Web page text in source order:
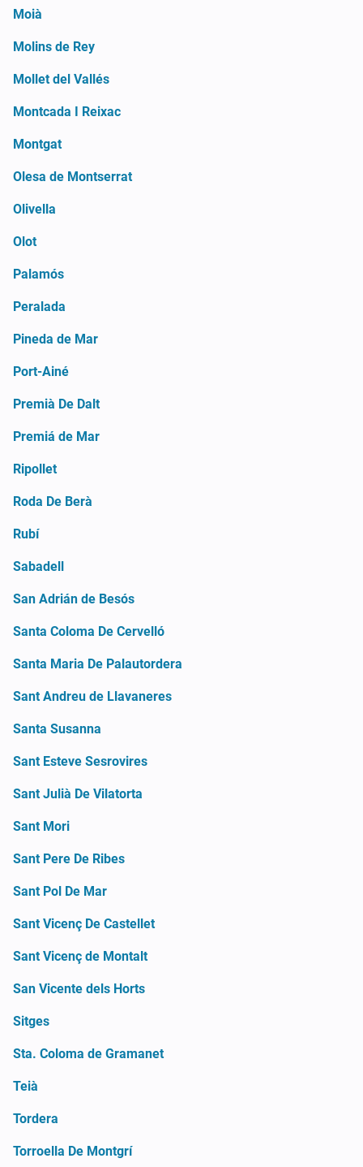
Moià
Molins de Rey
Mollet del Vallés
Montcada I Reixac
Montgat
Olesa de Montserrat
Olivella
Olot
Palamós
Peralada
Pineda de Mar
Port-Ainé
Premià De Dalt
Premiá de Mar
Ripollet
Roda De Berà
Rubí
Sabadell
San Adrián de Besós
Santa Coloma De Cervelló
Santa Maria De Palautordera
Sant Andreu de Llavaneres
Santa Susanna
Sant Esteve Sesrovires
Sant Julià De Vilatorta
Sant Mori
Sant Pere De Ribes
Sant Pol De Mar
Sant Vicenç De Castellet
Sant Vicenç de Montalt
San Vicente dels Horts
Sitges
Sta. Coloma de Gramanet
Teià
Tordera
Torroella De Montgrí